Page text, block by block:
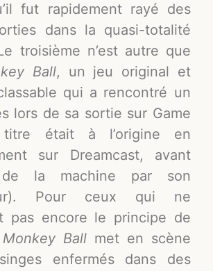
fut rapidement rayé des
dans la quasi-totalité
troisième n’est autre que
Ball, un jeu original et
qui a rencontré un
lors de sa sortie sur Game
était à l’origine en
sur Dreamcast, avant
de la machine par son
Pour ceux qui ne
pas encore le principe de
Ball met en scène
enfermés dans des